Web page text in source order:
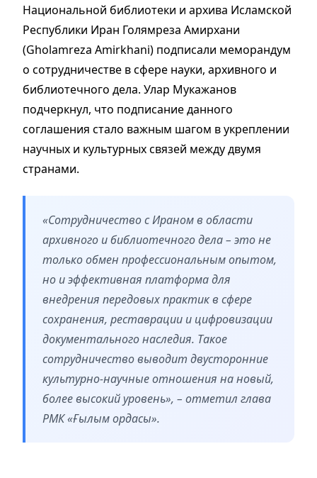
Национальной библиотеки и архива Исламской
Республики Иран Голямреза Амирхани
(Gholamreza Amirkhani) подписали меморандум
о сотрудничестве в сфере науки, архивного и
библиотечного дела. Улар Мукажанов
подчеркнул, что подписание данного
соглашения стало важным шагом в укреплении
научных и культурных связей между двумя
странами.
«Сотрудничество с Ираном в области
архивного и библиотечного дела – это не
только обмен профессиональным опытом,
но и эффективная платформа для
внедрения передовых практик в сфере
сохранения, реставрации и цифровизации
документального наследия. Такое
сотрудничество выводит двусторонние
культурно-научные отношения на новый,
более высокий уровень», – отметил глава
РМК «Ғылым ордасы».